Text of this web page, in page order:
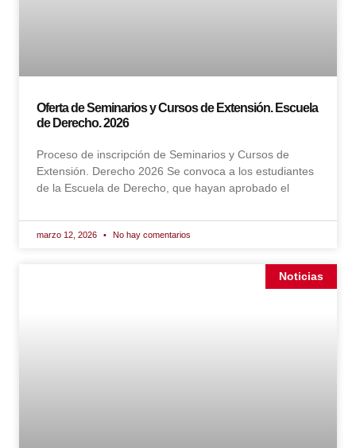
Oferta de Seminarios y Cursos de Extensión. Escuela
de Derecho. 2026
Proceso de inscripción de Seminarios y Cursos de
Extensión. Derecho 2026 Se convoca a los estudiantes
de la Escuela de Derecho, que hayan aprobado el
marzo 12, 2026 No hay comentarios
Noticias